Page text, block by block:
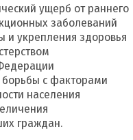
ущерб от раннего
заболеваний
и укрепления здоровья
с факторами
населения
граждан.